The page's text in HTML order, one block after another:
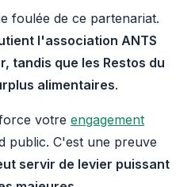
foulée de ce partenariat.
l'association ANTS
tandis que les Restos du
alimentaires.
votre engagement
public. C'est une preuve
servir de levier puissant